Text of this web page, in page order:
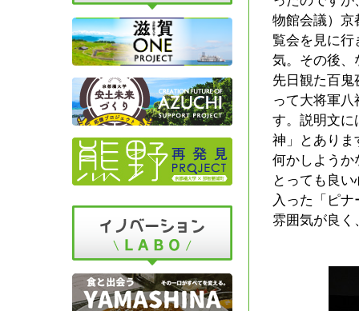
物館会議）京
覧会を見に行
気。その後、
先日観た百
って大将軍
す。説明文に
神」とありま
何かしようか
とっても良
入った「ピ
雰囲気が良